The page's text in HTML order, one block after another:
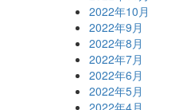
2022年10月
2022年9月
2022年8月
2022年7月
2022年6月
2022年5月